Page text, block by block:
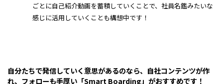
ごとに自己紹介動画を蓄積していくことで、社員名鑑みたいな
感じに活用していくことも構想中です！
自分たちで発信していく意思があるのなら、自社コンテンツが作
れ、フォローも手厚い「Smart Boarding」がおすすめです！